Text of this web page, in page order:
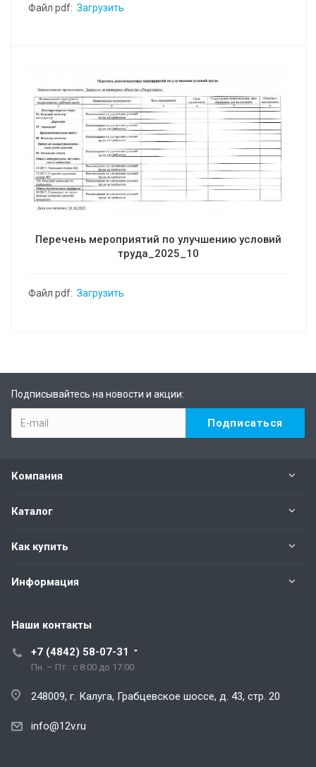
Файл pdf: Загрузить
Перечень мероприятий по улучшению условий
труда_2025_10
Файл pdf: Загрузить
Подписывайтесь на новости и акции:
Компания
Каталог
Как купить
Информация
Наши контакты
+7 (4842) 58-07-31
Пн. – Пт.: с 8:00 до 17:00
248009, г. Калуга, Грабцевское шоссе, д. 43, стр. 20
info@12v.ru